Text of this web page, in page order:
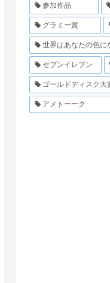
参加作品
グラミー賞
世界はあなたの色に
セブンイレブン
ゴールドディスク大
アメトーーク